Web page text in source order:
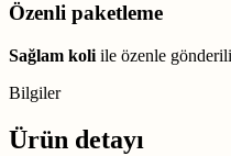
Özenli paketleme
Sağlam koli ile özenle
Bilgiler
Ürün detayı